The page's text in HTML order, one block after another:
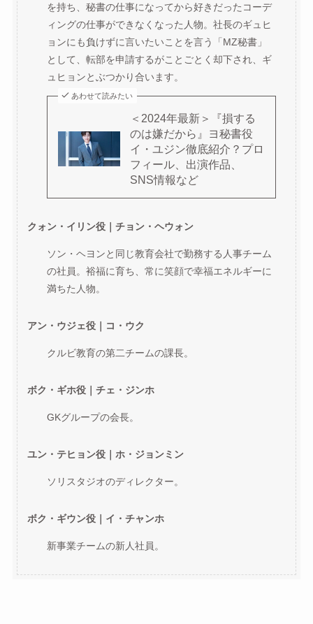
を持ち、秘書の仕事になってから好きだったコーデ
ィングの仕事ができなくなった人物。社長のギュヒ
ョンにも負けずに言いたいことを言う「MZ秘書」
として、転部を申請するがことごとく却下され、ギ
ュヒョンとぶつかり合います。
あわせて読みたい
＜2024年最新＞『損する
のは嫌だから』ヨ秘書役
イ・ユジン徹底紹介？プロ
フィール、出演作品、
SNS情報など
クォン・イリン役｜チョン・ヘウォン
ソン・ヘヨンと同じ教育会社で勤務する人事チーム
の社員。裕福に育ち、常に笑顔で幸福エネルギーに
満ちた人物。
アン・ウジェ役｜コ・ウク
クルビ教育の第二チームの課長。
ボク・ギホ役｜チェ・ジンホ
GKグループの会長。
ユン・テヒョン役｜ホ・ジョンミン
ソリスタジオのディレクター。
ボク・ギウン役｜イ・チャンホ
新事業チームの新人社員。